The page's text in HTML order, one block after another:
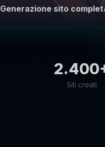
Generazione sito
Siti creati